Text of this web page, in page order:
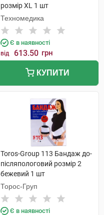
розмір ХL 1 шт
Техномедика
Є в наявності
від 613.50 грн
КУПИТИ
Toros-Group 113 Бандаж до-
післяпологовий розмір 2
бежевий 1 шт
Торос-Груп
Є в наявності